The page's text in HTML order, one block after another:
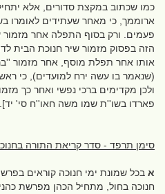
כמו שכתוב במקצת סדורים, אלא
ארוממך, כי מאחר שעתידים לאומרו
פעמים. ורק בסוף התפלה אחר מזמור
הזה בפסוק מזמור שיר חנוכת הבית
אותו אחר תפלת מוסף, אחר מזמור
(שנאמר בו עשה ירח למועדים), כי
ולכן מקדימים ברכי נפשי ואחר כך
פארדו בשו''ת שמו משה חאו''ח סי' יד].
סימן תרפד - סדר קריאת התורה
א בכל שמונת ימי חנוכה קוראים
חנוכה בחול, מתחיל הכהן מפרשת